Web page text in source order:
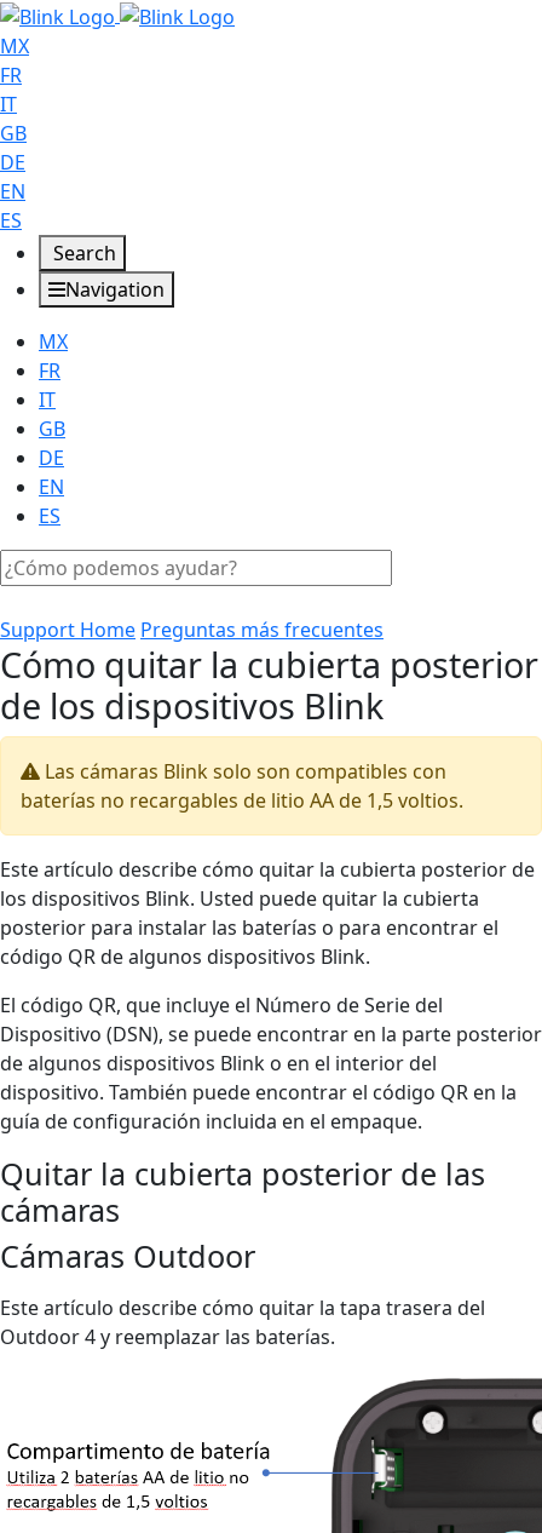
MX
FR
IT
GB
DE
EN
ES
Search
Navigation
MX
FR
IT
GB
DE
EN
ES
Support Home Preguntas más frecuentes
Cómo quitar la cubierta posterior
de los dispositivos Blink
Las cámaras Blink solo son compatibles con
baterías no recargables de litio AA de 1,5 voltios.
Este artículo describe cómo quitar la cubierta posterior de
los dispositivos Blink. Usted puede quitar la cubierta
posterior para instalar las baterías o para encontrar el
código QR de algunos dispositivos Blink.
El código QR, que incluye el Número de Serie del
Dispositivo (DSN), se puede encontrar en la parte posterior
de algunos dispositivos Blink o en el interior del
dispositivo. También puede encontrar el código QR en la
guía de configuración incluida en el empaque.
Quitar la cubierta posterior de las
cámaras
Cámaras Outdoor
Este artículo describe cómo quitar la tapa trasera del
Outdoor 4 y reemplazar las baterías.